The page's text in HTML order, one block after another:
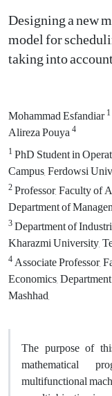
Designing a new
model for
taking into
Mohammad Esfandiar1
Alireza Pouya4
1PhD Student in
Campus, Ferdowsi
2Professor, Faculty of
Department of
3Department of
Kharazmi University,
4Associate Professor,
Economics,
Mashhad,
The purpose of
mathematical
multifunctional